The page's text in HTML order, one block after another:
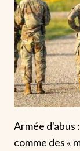
Armée d'abus
comme des «